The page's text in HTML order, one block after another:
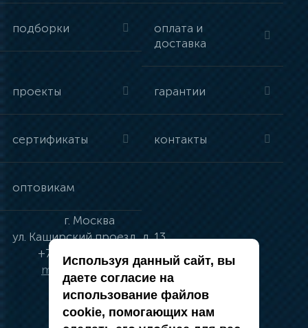
подборки
оплата и
доставка
проекты гарантии
сертификаты контакты
оптовикам
г. Москва
ул. Каширский проезд, д. 13
+7 (495) 134-41-83
moskva@vincci.ru
Используя данный сайт, вы
даете согласие на
использование файлов
cookie, помогающих нам